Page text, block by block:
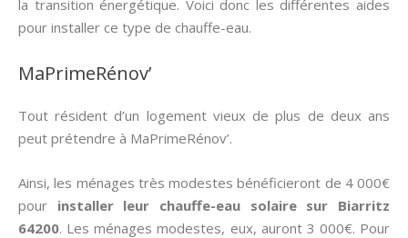
la transition énergétique. Voici donc les différentes aides
pour installer ce type de chauffe-eau.
MaPrimeRénov’
Tout résident d’un logement vieux de plus de deux ans
peut prétendre à MaPrimeRénov’.
Ainsi, les ménages très modestes bénéficieront de 4 000€
pour installer leur chauffe-eau solaire sur Biarritz
64200. Les ménages modestes, eux, auront 3 000€. Pour